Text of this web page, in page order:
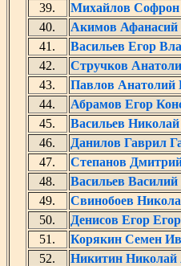
39.
Михайлов Софрон
40.
Акимов Афанасий
41.
Васильев Егор
42.
Стручков
43.
Павлов Анатолий
44.
Абрамов Егор
45.
Васильев
46.
Данилов Гаврил
47.
Степанов
48.
Васильев
49.
Свинобоев
50.
Денисов Егор
51.
Корякин Семен
52.
Никитин Николай